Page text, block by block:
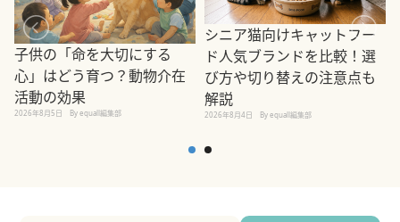
子供の「命を大切にする
心」はどう育つ？動物介在
活動の効果
2026年8月5日 By equall編集部
シニア猫向けキャットフー
ド人気ブランドを比較！選
び方や切り替えの注意点も
解説
2026年8月4日 By equall編集部